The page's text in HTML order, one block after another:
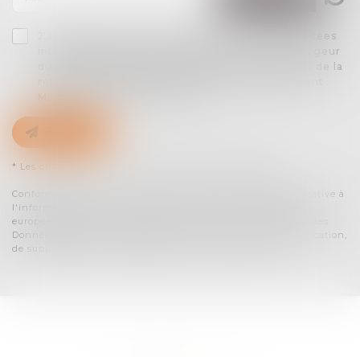
J'accepte que les informations saisies soient traitées
informatiquement par AARPI ARTLAW et l'hébergeur
du présent site dans le cadre de ma demande et de la
* Les champs suivis d'un astérisque sont obligatoires.
Conformément à la loi n°78-17 du 6 janvier 1978 modifiée relative à
l'informatique, aux fichiers et aux libertés, et au règlement
européen 2016/679, dit Règlement Général sur la Protection des
Données (RGPD), vous disposez d'un droit d'accès, de rectification,
de suppression des informations qui vous concernent.